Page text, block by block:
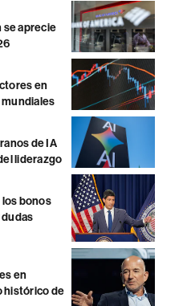
se aprecie
en
mundiales
de IA
liderazgo
los bonos
en
histórico de